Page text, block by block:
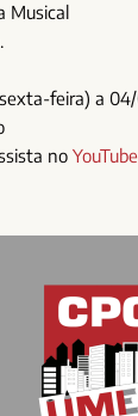
Musical
feira) a
no YouTube